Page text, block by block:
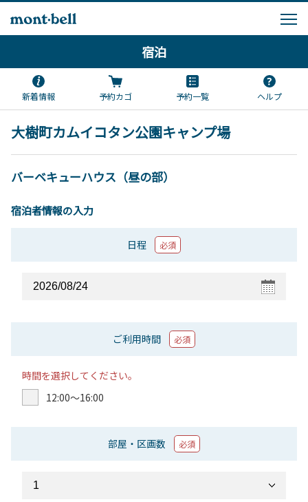
宿泊
新着情報 予約カゴ 予約一覧 ヘルプ
大樹町カムイコタン公園キャンプ場
バーベキューハウス（昼の部）
宿泊者情報の入力
日程 必須
ご利用時間 必須
時間を選択してください。
12:00〜16:00
部屋・区画数 必須